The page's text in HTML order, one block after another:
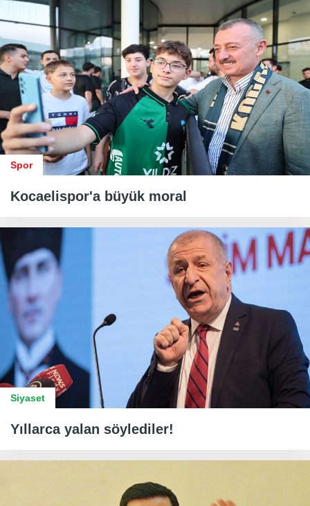
Spor
Kocaelispor'a büyük moral
Siyaset
Yıllarca yalan söylediler!